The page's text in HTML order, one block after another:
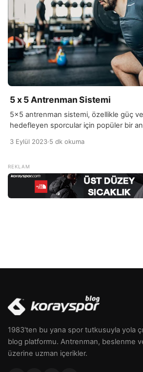
5 x 5 Antrenman Sistemi
5×5 antrenman sistemi, özellikle güç ve
hedefleyen sporcular için popüler bir
odaklanarak yoğun ve etkili bir
sette 5 tekrar yapılır. Bu antrenman
ve kas kütlesi gelişimini hedeflerken
3 Eylül 2023·5 dk okuma
1983'ten bu yana spor tutkusuyla yola
blog platformu. Antrenman, beslenme
üzerine uzman içerikler.